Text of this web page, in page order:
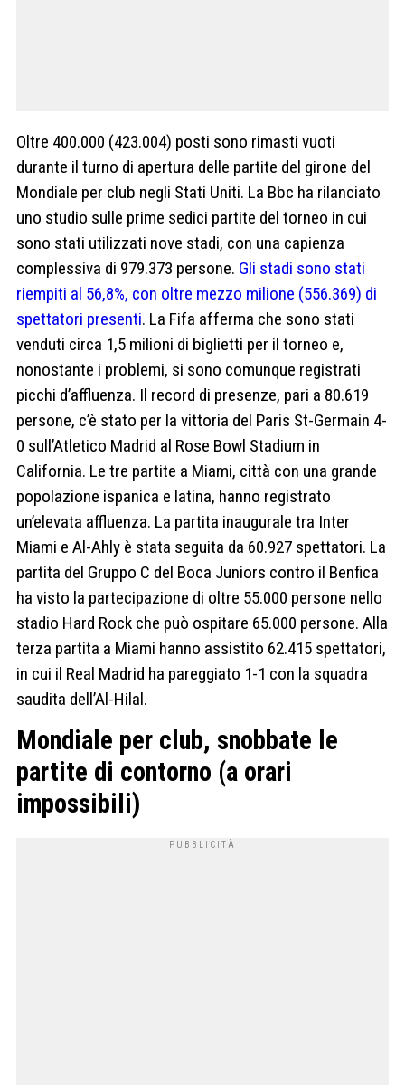
Oltre 400.000 (423.004) posti sono rimasti vuoti
durante il turno di apertura delle partite del girone del
Mondiale per club negli Stati Uniti. La Bbc ha rilanciato
uno studio sulle prime sedici partite del torneo in cui
sono stati utilizzati nove stadi, con una capienza
complessiva di 979.373 persone. Gli stadi sono stati
riempiti al 56,8%, con oltre mezzo milione (556.369) di
spettatori presenti. La Fifa afferma che sono stati
venduti circa 1,5 milioni di biglietti per il torneo e,
nonostante i problemi, si sono comunque registrati
picchi d’affluenza. Il record di presenze, pari a 80.619
persone, c’è stato per la vittoria del Paris St-Germain 4-
0 sull’Atletico Madrid al Rose Bowl Stadium in
California. Le tre partite a Miami, città con una grande
popolazione ispanica e latina, hanno registrato
un’elevata affluenza. La partita inaugurale tra Inter
Miami e Al-Ahly è stata seguita da 60.927 spettatori. La
partita del Gruppo C del Boca Juniors contro il Benfica
ha visto la partecipazione di oltre 55.000 persone nello
stadio Hard Rock che può ospitare 65.000 persone. Alla
terza partita a Miami hanno assistito 62.415 spettatori,
in cui il Real Madrid ha pareggiato 1-1 con la squadra
saudita dell’Al-Hilal.
Mondiale per club, snobbate le
partite di contorno (a orari
impossibili)